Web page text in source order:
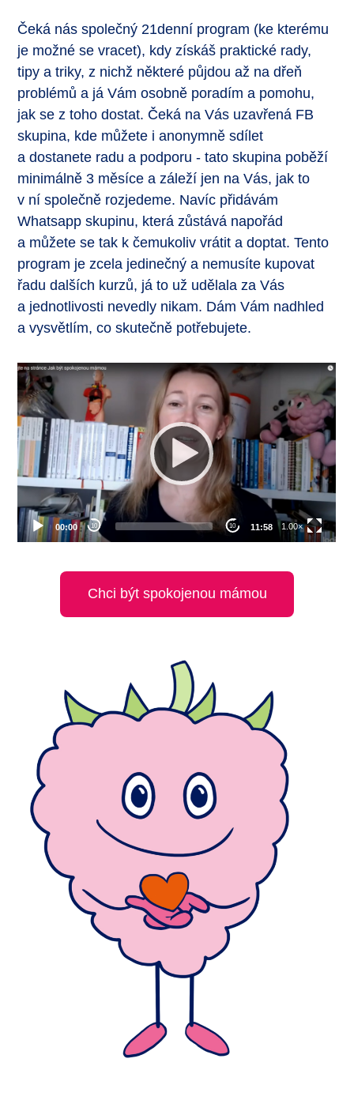
Čeká nás společný 21denní program (ke kterému
je možné se vracet), kdy získáš praktické rady,
tipy a triky, z nichž některé půjdou až na dřeň
problémů a já Vám osobně poradím a pomohu,
jak se z toho dostat. Čeká na Vás uzavřená FB
skupina, kde můžete i anonymně sdílet
a dostanete radu a podporu - tato skupina poběží
minimálně 3 měsíce a záleží jen na Vás, jak to
v ní společně rozjedeme. Navíc přidávám
Whatsapp skupinu, která zůstává napořád
a můžete se tak k čemukoliv vrátit a doptat. Tento
program je zcela jedinečný a nemusíte kupovat
řadu dalších kurzů, já to už udělala za Vás
a jednotlivosti nevedly nikam. Dám Vám nadhled
a vysvětlím, co skutečně potřebujete.
Chci být spokojenou mámou